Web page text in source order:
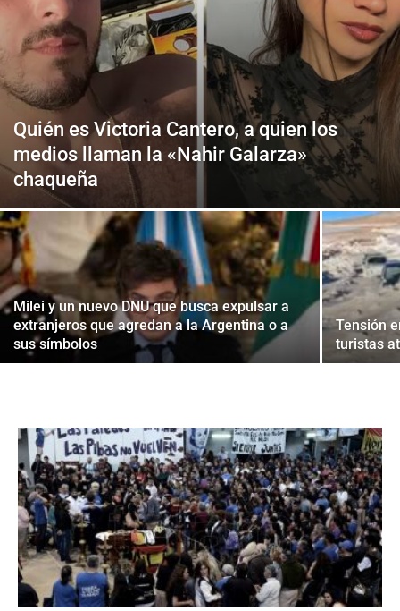
Quién es Victoria Cantero, a quien los
medios llaman la «Nahir Galarza»
chaqueña
Milei y un nuevo DNU que busca expulsar a
extranjeros que agredan a la Argentina o a
sus símbolos
Tensión
turistas